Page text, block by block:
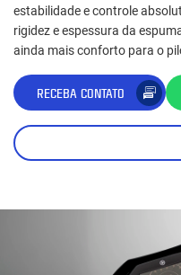
estabilidade e controle
rigidez e espessura da
ainda mais conforto para o
RECEBA CONTATO